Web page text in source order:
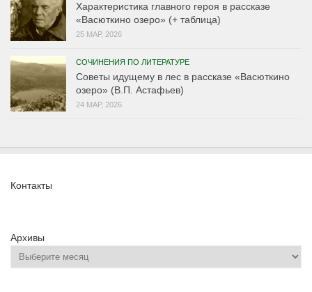
Характеристика главного героя в рассказе
«Васюткино озеро» (+ таблица)
25 МАР, 2026
СОЧИНЕНИЯ ПО ЛИТЕРАТУРЕ
Советы идущему в лес в рассказе «Васюткино
озеро» (В.П. Астафьев)
24 МАР, 2026
Контакты
Архивы